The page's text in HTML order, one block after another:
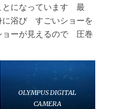
になっています 最
浴び すごいショーを
ーが見えるので 圧巻
OLYMPUS DIGITAL
CAMERA